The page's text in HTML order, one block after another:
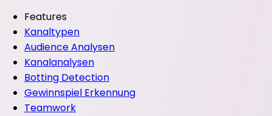
Features
Kanaltypen
Audience Analysen
Kanalanalysen
Botting Detection
Gewinnspiel Erkennung
Teamwork